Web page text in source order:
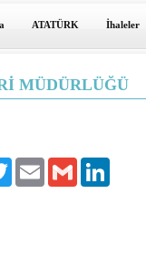
ATATÜRK İhaleler
MÜDÜRLÜĞÜ
Twitter Email Gmail